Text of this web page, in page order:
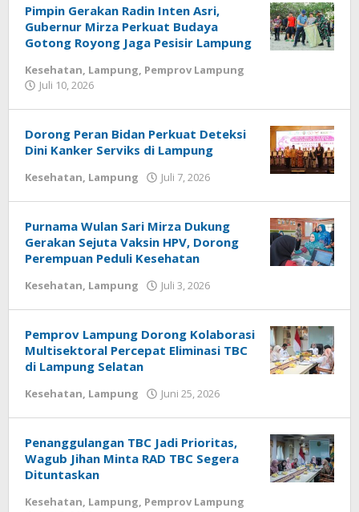
Pimpin Gerakan Radin Inten Asri,
Gubernur Mirza Perkuat Budaya
Gotong Royong Jaga Pesisir Lampung
Kesehatan, Lampung, Pemprov Lampung
Juli 10, 2026
Dorong Peran Bidan Perkuat Deteksi
Dini Kanker Serviks di Lampung
Kesehatan, Lampung Juli 7, 2026
Purnama Wulan Sari Mirza Dukung
Gerakan Sejuta Vaksin HPV, Dorong
Perempuan Peduli Kesehatan
Kesehatan, Lampung Juli 3, 2026
Pemprov Lampung Dorong Kolaborasi
Multisektoral Percepat Eliminasi TBC
di Lampung Selatan
Kesehatan, Lampung Juni 25, 2026
Penanggulangan TBC Jadi Prioritas,
Wagub Jihan Minta RAD TBC Segera
Dituntaskan
Kesehatan, Lampung, Pemprov Lampung